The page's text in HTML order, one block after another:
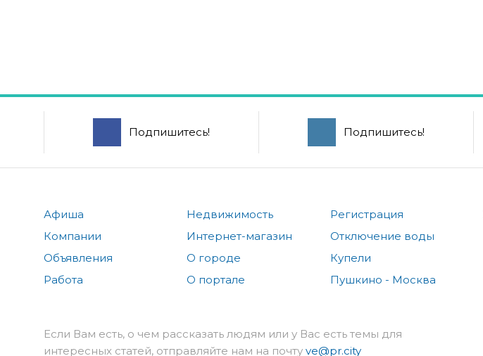
Подпишитесь! Подпишитесь!
Афиша
Компании
Объявления
Работа
Недвижимость
Интернет-магазин
О городе
О портале
Регистрация
Отключение воды
Купели
Пушкино - Москва
Если Вам есть, о чем рассказать людям или у Вас есть темы для
интересных статей, отправляйте нам на почту ve@pr.city